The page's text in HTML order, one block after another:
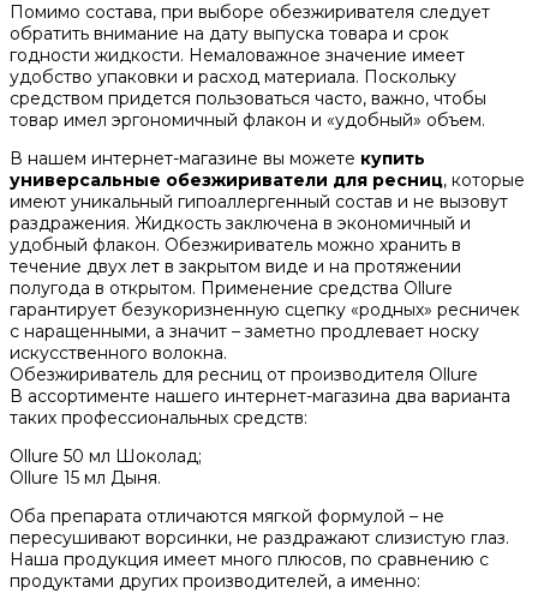
Помимо состава, при выборе обезжиривателя следует
обратить внимание на дату выпуска товара и срок
годности жидкости. Немаловажное значение имеет
удобство упаковки и расход материала. Поскольку
средством придется пользоваться часто, важно, чтобы
товар имел эргономичный флакон и «удобный» объем.
В нашем интернет-магазине вы можете купить
универсальные обезжириватели для ресниц, которые
имеют уникальный гипоаллергенный состав и не вызовут
раздражения. Жидкость заключена в экономичный и
удобный флакон. Обезжириватель можно хранить в
течение двух лет в закрытом виде и на протяжении
полугода в открытом. Применение средства Ollure
гарантирует безукоризненную сцепку «родных» ресничек
с наращенными, а значит – заметно продлевает носку
искусственного волокна.
Обезжириватель для ресниц от производителя Ollure
В ассортименте нашего интернет-магазина два варианта
таких профессиональных средств:
Ollure 50 мл Шоколад;
Ollure 15 мл Дыня.
Оба препарата отличаются мягкой формулой – не
пересушивают ворсинки, не раздражают слизистую глаз.
Наша продукция имеет много плюсов, по сравнению с
продуктами других производителей, а именно: